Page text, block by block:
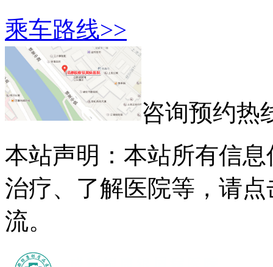
乘车路线>>
咨询预约热
本站声明：本站所有信
治疗、了解医院等，请
流。